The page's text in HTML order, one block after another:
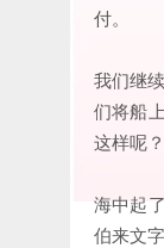
付。
我们继
们将船
这样呢
海中起
伯来文